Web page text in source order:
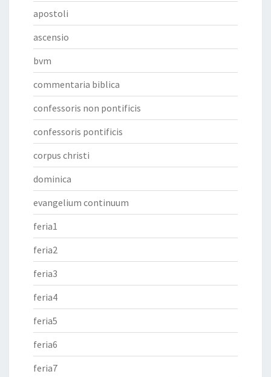
apostoli
ascensio
bvm
commentaria biblica
confessoris non pontificis
confessoris pontificis
corpus christi
dominica
evangelium continuum
feria1
feria2
feria3
feria4
feria5
feria6
feria7